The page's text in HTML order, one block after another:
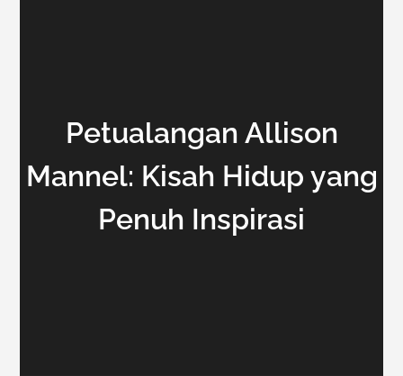
Petualangan Allison
Mannel: Kisah Hidup yang
Penuh Inspirasi